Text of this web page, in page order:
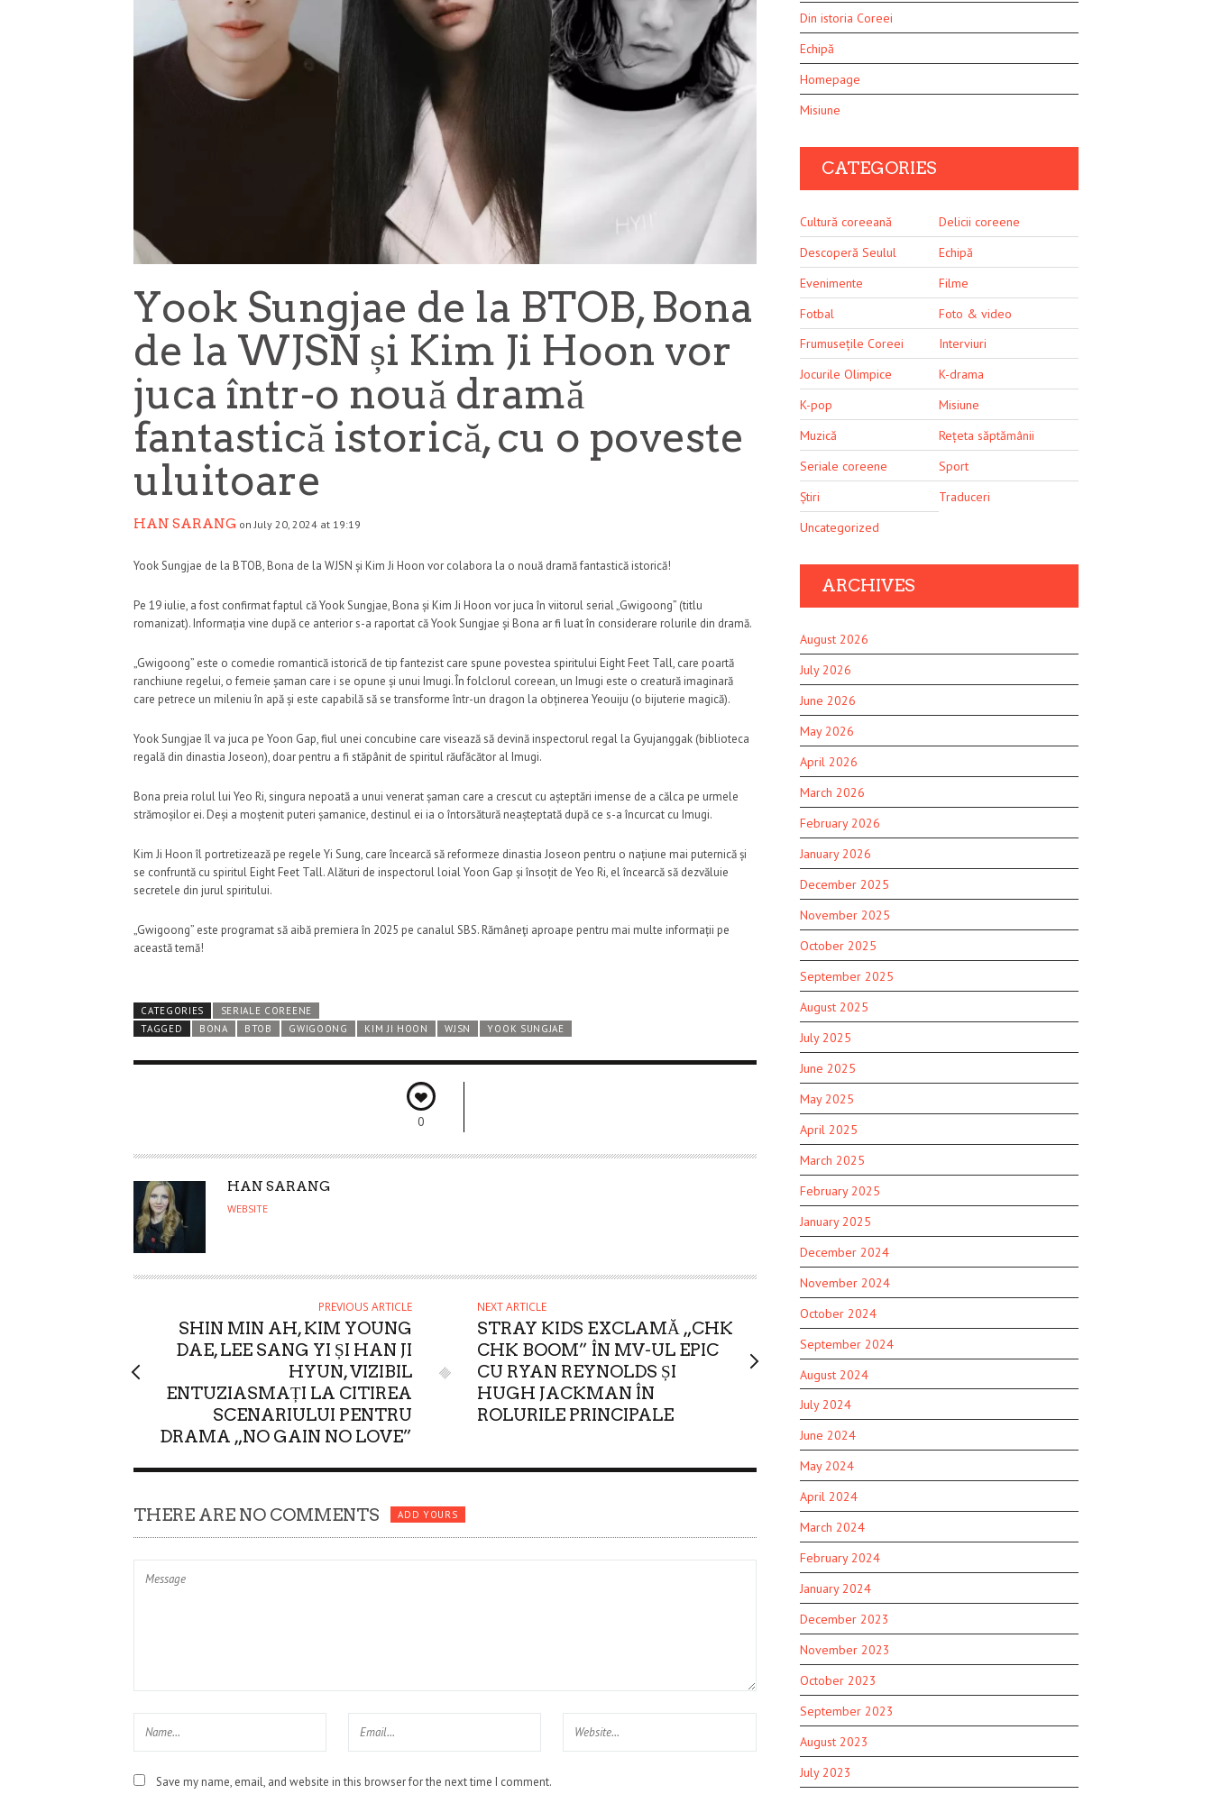
Yook Sungjae de la BTOB, Bona
de la WJSN și Kim Ji Hoon vor
juca într-o nouă dramă
fantastică istorică, cu o poveste
uluitoare
HAN SARANG on July 20, 2024 at 19:19
Yook Sungjae de la BTOB, Bona de la WJSN și Kim Ji Hoon vor colabora la o nouă dramă fantastică istorică!
Pe 19 iulie, a fost confirmat faptul că Yook Sungjae, Bona și Kim Ji Hoon vor juca în viitorul serial „Gwigoong” (titlu
romanizat). Informația vine după ce anterior s-a raportat că Yook Sungjae și Bona ar fi luat în considerare rolurile din dramă.
„Gwigoong” este o comedie romantică istorică de tip fantezist care spune povestea spiritului Eight Feet Tall, care poartă
ranchiune regelui, o femeie șaman care i se opune și unui Imugi. În folclorul coreean, un Imugi este o creatură imaginară
care petrece un mileniu în apă și este capabilă să se transforme într-un dragon la obținerea Yeouiju (o bijuterie magică).
Yook Sungjae îl va juca pe Yoon Gap, fiul unei concubine care visează să devină inspectorul regal la Gyujanggak (biblioteca
regală din dinastia Joseon), doar pentru a fi stăpânit de spiritul răufăcător al Imugi.
Bona preia rolul lui Yeo Ri, singura nepoată a unui venerat șaman care a crescut cu așteptări imense de a călca pe urmele
strămoșilor ei. Deși a moștenit puteri șamanice, destinul ei ia o întorsătură neașteptată după ce s-a încurcat cu Imugi.
Kim Ji Hoon îl portretizează pe regele Yi Sung, care încearcă să reformeze dinastia Joseon pentru o națiune mai puternică și
se confruntă cu spiritul Eight Feet Tall. Alături de inspectorul loial Yoon Gap și însoțit de Yeo Ri, el încearcă să dezvăluie
secretele din jurul spiritului.
„Gwigoong” este programat să aibă premiera în 2025 pe canalul SBS. Rămâneţi aproape pentru mai multe informații pe
această temă!
CATEGORIES
SERIALE COREENE
TAGGED
BONA BTOB GWIGOONG KIM JI HOON WJSN YOOK SUNGJAE
0
A
U
O
HAN SARANG
WEBSITE
PREVIOUS ARTICLE
SHIN MIN AH, KIM YOUNG
DAE, LEE SANG YI ȘI HAN JI
HYUN, VIZIBIL
ENTUZIASMAȚI LA CITIREA
SCENARIULUI PENTRU
DRAMA „NO GAIN NO LOVE”
NEXT ARTICLE
STRAY KIDS EXCLAMĂ „CHK
CHK BOOM” ÎN MV-UL EPIC
CU RYAN REYNOLDS ȘI
HUGH JACKMAN ÎN
ROLURILE PRINCIPALE
THERE ARE NO COMMENTS ADD YOURS
Save my name, email, and website in this browser for the next time I comment.
Din istoria Coreei
Echipă
Homepage
Misiune
CATEGORIES
Cultură coreeană
Delicii coreene
Descoperă Seulul
Echipă
Evenimente
Filme
Fotbal
Foto & video
Frumusețile Coreei
Interviuri
Jocurile Olimpice
K-drama
K-pop
Misiune
Muzică
Rețeta săptămânii
Seriale coreene
Sport
Știri
Traduceri
Uncategorized
ARCHIVES
August 2026
July 2026
June 2026
May 2026
April 2026
March 2026
February 2026
January 2026
December 2025
November 2025
October 2025
September 2025
August 2025
July 2025
June 2025
May 2025
April 2025
March 2025
February 2025
January 2025
December 2024
November 2024
October 2024
September 2024
August 2024
July 2024
June 2024
May 2024
April 2024
March 2024
February 2024
January 2024
December 2023
November 2023
October 2023
September 2023
August 2023
July 2023